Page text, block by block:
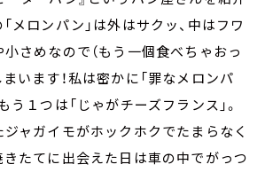
メロンパン」は外はサクッ、中はフワ
小さめなので（もう一個食べちゃおっ
います！私は密かに「罪なメロンパ
う１つは「じゃがチーズフランス」。
ャガイモがホックホクでたまらなく
きたてに出会えた日は車の中でがっつ